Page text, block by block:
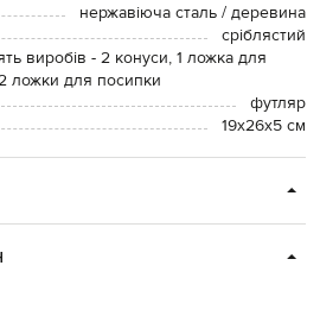
нержавіюча сталь / деревина
сріблястий
виробів - 2 конуси, 1 ложка для
ложки для посипки
футляр
19x26x5 см